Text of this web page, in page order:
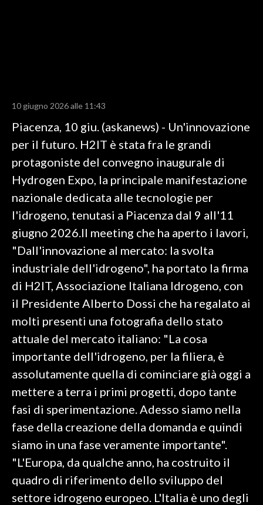
RISULTATI E CLASSIFICHE
CALCIO
CALCIO REGIONALE
BASKET
VOLLEY
MOTORI
TENNIS
ALTRI SPORT
SPETTACOLI
GOSSIP
SALUTE
SARDEGNA TURISMO
#CARAUNIONE
3 MINUTI CON
10 giugno 2026 alle 11:43
Piacenza, 10 giu. (askanews) - Un'innovazione
per il futuro. H2IT è stata fra le grandi
protagoniste del convegno inaugurale di
Hydrogen Expo, la principale manifestazione
nazionale dedicata alle tecnologie per
l'idrogeno, tenutasi a Piacenza dal 9 all'11
giugno 2026.Il meeting che ha aperto i lavori,
"Dall'innovazione al mercato: la svolta
industriale dell'idrogeno", ha portato la firma
di H2IT, Associazione Italiana Idrogeno, con
il Presidente Alberto Dossi che ha regalato ai
molti presenti una fotografia dello stato
attuale del mercato italiano: "La cosa
importante dell'idrogeno, per la filiera, è
assolutamente quella di cominciare già oggi a
mettere a terra i primi progetti, dopo tante
fasi di sperimentazione. Adesso siamo nella
fase della creazione della domanda e quindi
siamo in una fase veramente importante".
"L'Europa, da qualche anno, ha costruito il
quadro di riferimento dello sviluppo del
settore idrogeno europeo. L'Italia è uno degli